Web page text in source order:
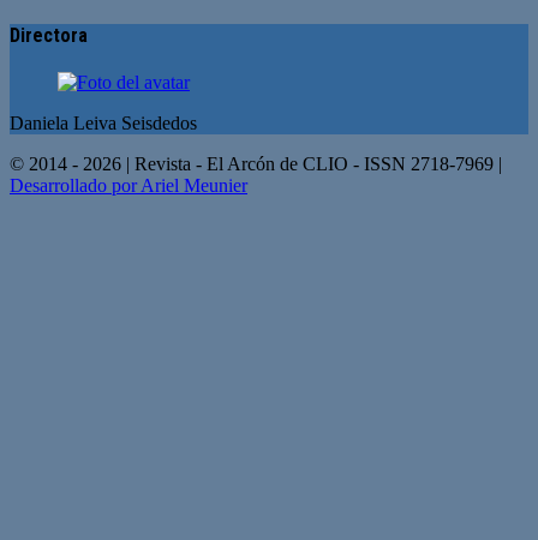
Directora
Daniela Leiva Seisdedos
© 2014 - 2026 | Revista - El Arcón de CLIO - ISSN 2718-7969 |
Desarrollado por Ariel Meunier